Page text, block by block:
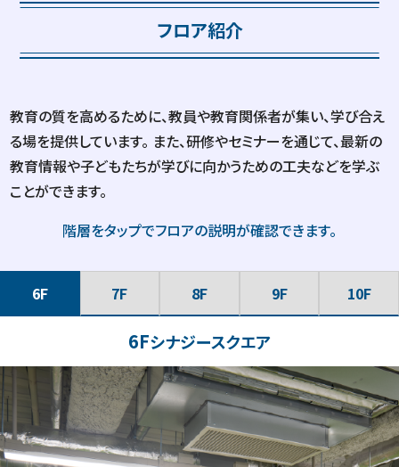
フロア紹介
教育の質を高めるために、教員や教育関係者が集い、学び合え
る場を提供しています。 また、研修やセミナーを通じて、最新の
教育情報や子どもたちが学びに向かうための工夫などを学ぶ
ことができます。
階層をタップでフロアの説明が確認できます。
6F 7F 8F 9F 10F
6Fシナジースクエア